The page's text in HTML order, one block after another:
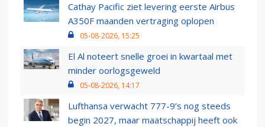
Cathay Pacific ziet levering eerste Airbus
A350F maanden vertraging oplopen
05-08-2026, 15:25
El Al noteert snelle groei in kwartaal met
minder oorlogsgeweld
05-08-2026, 14:17
Lufthansa verwacht 777-9’s nog steeds
begin 2027, maar maatschappij heeft ook